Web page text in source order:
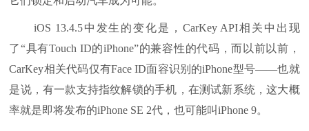
iOS 13.4.5中发生的变化是，CarKey API相关中出现
了“具有Touch ID的iPhone”的兼容性的代码，而以前以前，
CarKey相关代码仅有Face ID面容识别的iPhone型号——也就
是说，有一款支持指纹解锁的手机，在测试新系统，这大概
率就是即将发布的iPhone SE 2代，也可能叫iPhone 9。